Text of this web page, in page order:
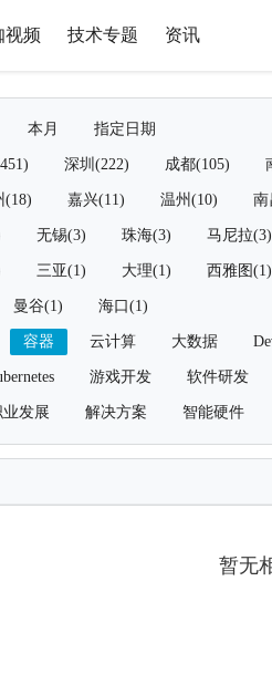
视频 技术专题 资讯
本月 指定日期
深圳(222) 成都(105)
(18) 嘉兴(11) 温州(10) 南
无锡(3) 珠海(3) 马尼拉(3)
三亚(1) 大理(1) 西雅图(1)
曼谷(1) 海口(1)
容器 云计算 大数据
游戏开发 软件研发
业发展 解决方案 智能硬件
暂无